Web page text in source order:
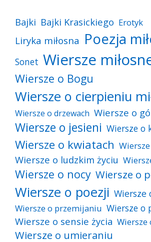
Bajki Bajki Krasickiego Erotyk
Liryka miłosna Poezja
Sonet Wiersze
Wiersze o Bogu
Wiersze o cierpieniu
Wiersze o drzewach Wiersze o
Wiersze o jesieni Wiersze o
Wiersze o kwiatach
Wiersze o ludzkim życiu
Wiersze o nocy Wiersze o
Wiersze o poezji Wiersze
Wiersze o przemijaniu Wiersze o
Wiersze o sensie życia Wiersze
Wiersze o umieraniu